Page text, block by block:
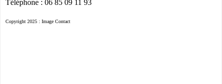
Téléphone : 06 85 09 11 93
Copyright 2025 : Image Contact